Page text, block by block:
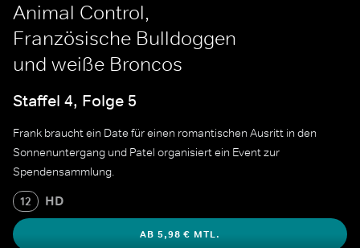
Animal Control,
Französische Bulldoggen
und weiße Broncos
Staffel 4, Folge 5
Frank braucht ein Date für einen romantischen Ausritt in den
Sonnenuntergang und Patel organisiert ein Event zur
Spendensammlung.
12 HD
AB 5,98 € MTL.